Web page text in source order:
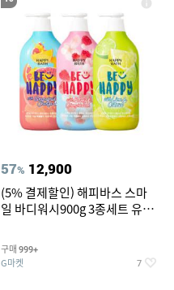
57% 12,900
(5% 결제할인) 해피바스 스마
일 바디워시900g 3종세트 유
구매 999+
G마켓 7